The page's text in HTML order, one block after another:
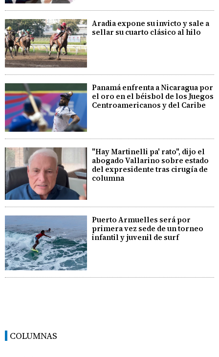
Aradia expone su invicto y sale a
sellar su cuarto clásico al hilo
Panamá enfrenta a Nicaragua por
el oro en el béisbol de los Juegos
Centroamericanos y del Caribe
"Hay Martinelli pa' rato", dijo el
abogado Vallarino sobre estado
del expresidente tras cirugía de
columna
Puerto Armuelles será por
primera vez sede de un torneo
infantil y juvenil de surf
COLUMNAS